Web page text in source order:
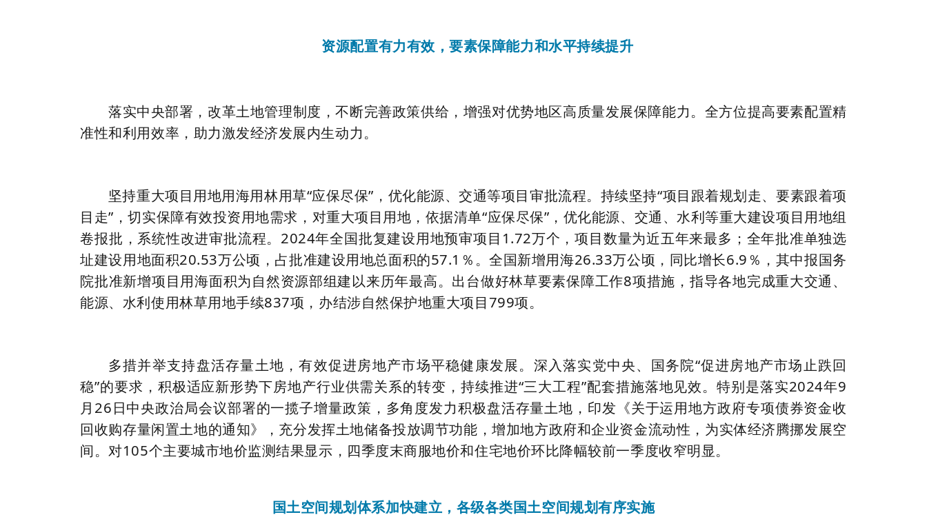
资源配置有力有效，要素保障能力和水平持续提升
落实中央部署，改革土地管理制度，不断完善政策供给，增强对优势地区高质量发展保障能力。全方位提高要素配置精
准性和利用效率，助力激发经济发展内生动力。
坚持重大项目用地用海用林用草“应保尽保”，优化能源、交通等项目审批流程。持续坚持“项目跟着规划走、要素跟着项
目走”，切实保障有效投资用地需求，对重大项目用地，依据清单“应保尽保”，优化能源、交通、水利等重大建设项目用地组
卷报批，系统性改进审批流程。2024年全国批复建设用地预审项目1.72万个，项目数量为近五年来最多；全年批准单独选
址建设用地面积20.53万公顷，占批准建设用地总面积的57.1％。全国新增用海26.33万公顷，同比增长6.9％，其中报国务
院批准新增项目用海面积为自然资源部组建以来历年最高。出台做好林草要素保障工作8项措施，指导各地完成重大交通、
能源、水利使用林草用地手续837项，办结涉自然保护地重大项目799项。
多措并举支持盘活存量土地，有效促进房地产市场平稳健康发展。深入落实党中央、国务院“促进房地产市场止跌回
稳”的要求，积极适应新形势下房地产行业供需关系的转变，持续推进“三大工程”配套措施落地见效。特别是落实2024年9
月26日中央政治局会议部署的一揽子增量政策，多角度发力积极盘活存量土地，印发《关于运用地方政府专项债券资金收
回收购存量闲置土地的通知》，充分发挥土地储备投放调节功能，增加地方政府和企业资金流动性，为实体经济腾挪发展空
间。对105个主要城市地价监测结果显示，四季度末商服地价和住宅地价环比降幅较前一季度收窄明显。
国土空间规划体系加快建立，各级各类国土空间规划有序实施